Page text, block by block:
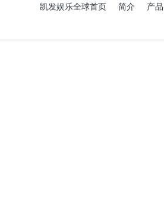
凯发娱乐全球首页 简介 产品